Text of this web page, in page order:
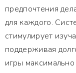
предпочтения
для каждого.
стимулирует
поддерживая
игры